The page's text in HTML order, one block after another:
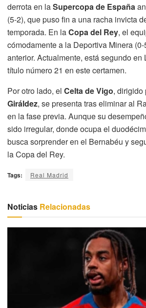
derrota en laSupercopa de España
(5-2), que puso fin a una racha invicta
temporada. En laCopa del Rey, el
cómodamente a la Deportiva Minera
anterior. Actualmente, está segundo en
título número 21 en este certamen.
Por otro lado, el Celta de Vigo, dirigido
Giráldez, se presenta tras eliminar al
en la fase previa. Aunque su
sido irregular, donde ocupa el
busca sorprender en el Bernabéu y
la Copa del Rey.
Tags: Real Madrid
Noticias Relacionadas